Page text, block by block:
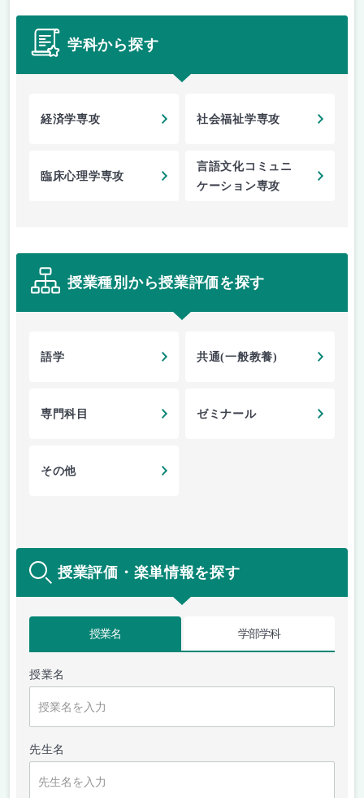
学科から探す
経済学専攻 社会福祉学専攻
臨床心理学専攻
言語文化コミュニ
ケーション専攻
授業種別から授業評価を探す
語学 共通(一般教養)
専門科目 ゼミナール
その他
授業評価・楽単情報を探す
授業名 学部学科
授業名
先生名